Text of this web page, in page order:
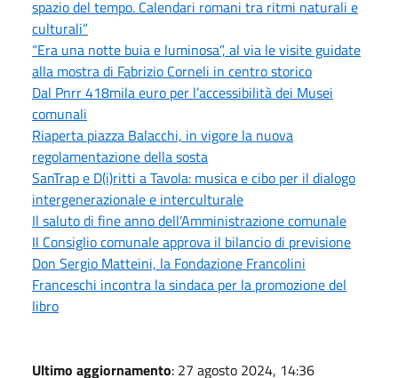
spazio del tempo. Calendari romani tra ritmi naturali e
culturali”
“Era una notte buia e luminosa”, al via le visite guidate
alla mostra di Fabrizio Corneli in centro storico
Dal Pnrr 418mila euro per l’accessibilità dei Musei
comunali
Riaperta piazza Balacchi, in vigore la nuova
regolamentazione della sosta
SanTrap e D(i)ritti a Tavola: musica e cibo per il dialogo
intergenerazionale e interculturale
Il saluto di fine anno dell’Amministrazione comunale
Il Consiglio comunale approva il bilancio di previsione
Don Sergio Matteini, la Fondazione Francolini
Franceschi incontra la sindaca per la promozione del
libro
Ultimo aggiornamento: 27 agosto 2024, 14:36